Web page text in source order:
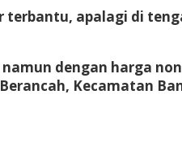
apalagi di
dengan harga
Kecamatan